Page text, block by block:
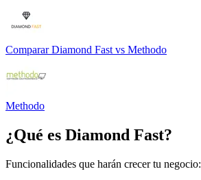
Comparar Diamond Fast vs Methodo
Methodo
¿Qué es Diamond Fast?
Funcionalidades que harán crecer tu negocio: